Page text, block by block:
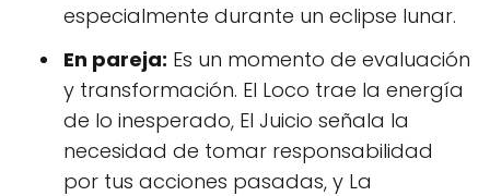
especialmente durante un eclipse lunar.
En pareja: Es un momento de evaluación
y transformación. El Loco trae la energía
de lo inesperado, El Juicio señala la
necesidad de tomar responsabilidad
por tus acciones pasadas, y La